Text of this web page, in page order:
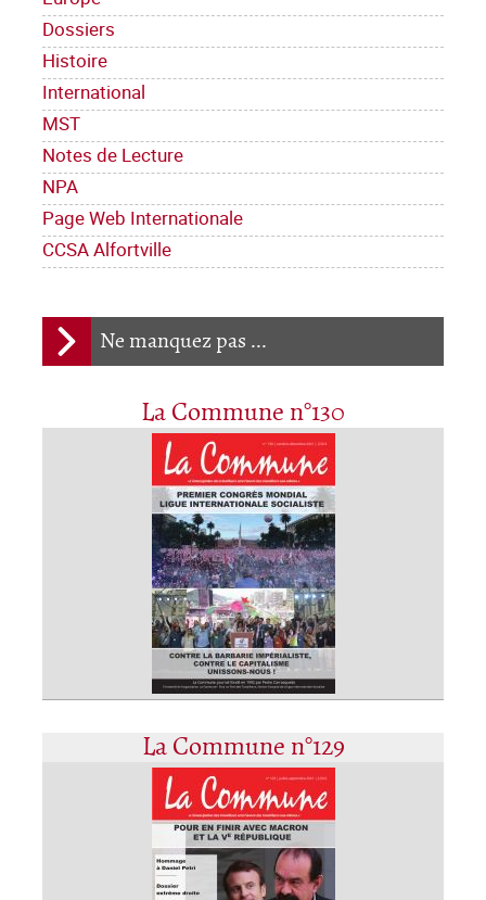
Dossiers
Histoire
International
MST
Notes de Lecture
NPA
Page Web Internationale
CCSA Alfortville
Ne manquez pas ...
La Commune n°130
La Commune n°129